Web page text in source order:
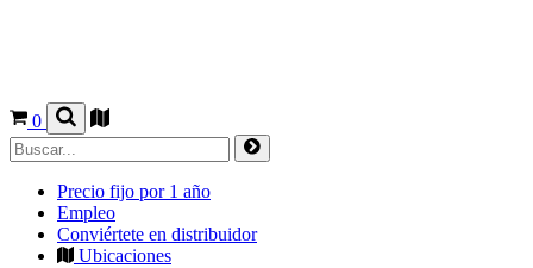
0
Precio fijo por 1 año
Empleo
Conviértete en distribuidor
Ubicaciones